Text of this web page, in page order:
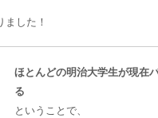
ました！
ほとんどの明治大学生が現在
る
ということで、